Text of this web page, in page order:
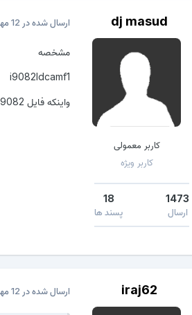
dj masud
کاربر معمولی
کاربر ویژه
1473
ارسال
18
پسند ها
ارسال شده در 12 مهر، 2016
مشخصه
i9082ldcamf1
واینکه فایل 9082 میشه روش زد؟؟؟
iraj62 ارسال شده در 12 مهر، 2016